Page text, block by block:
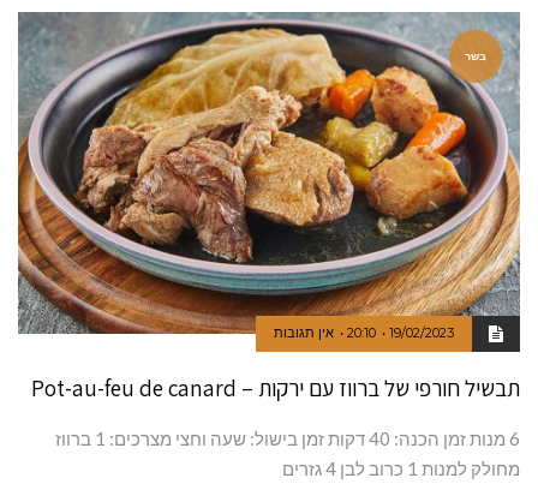
בשר
19/02/2023
20:10 אין תגובות
תבשיל חורפי של ברווז עם ירקות – Pot-au-feu de canard
6 מנות זמן הכנה: 40 דקות זמן בישול: שעה וחצי מצרכים: 1 ברווז
מחולק למנות 1 כרוב לבן 4 גזרים